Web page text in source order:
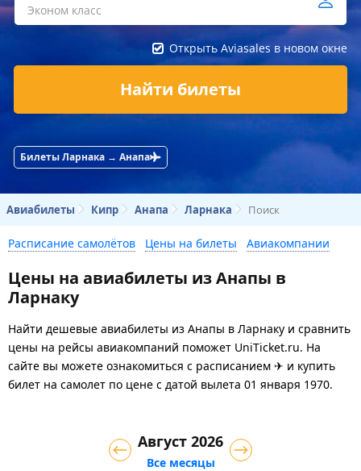
Эконом класс
Открыть Aviasales в новом окне
Найти билеты
Билеты Ларнака → Анапа
Авиабилеты Кипр Анапа Ларнака Поиск
Расписание самолётов Цены на билеты Авиакомпании
Цены на авиабилеты из Анапы в
Ларнаку
Найти дешевые авиабилеты из Анапы в Ларнаку и сравнить
цены на рейсы авиакомпаний поможет UniTicket.ru. На
сайте вы можете ознакомиться с расписанием ✈ и купить
билет на самолет по цене с датой вылета 01 января 1970.
Август 2026
Все месяцы